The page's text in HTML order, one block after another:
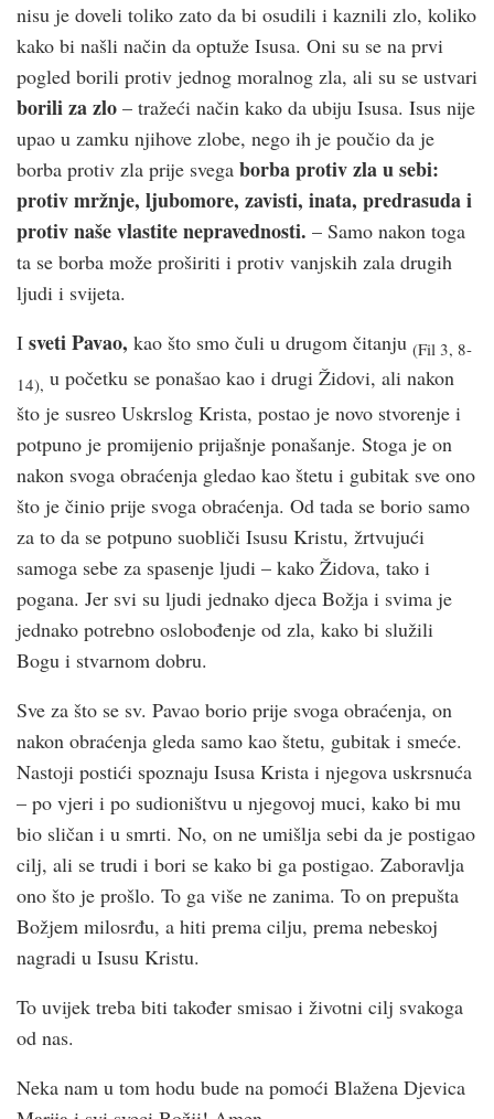
nisu je doveli toliko zato da bi osudili i kaznili zlo, koliko
kako bi našli način da optuže Isusa. Oni su se na prvi
pogled borili protiv jednog moralnog zla, ali su se ustvari
borili za zlo – tražeći način kako da ubiju Isusa. Isus nije
upao u zamku njihove zlobe, nego ih je poučio da je
borba protiv zla prije svega borba protiv zla u sebi:
protiv mržnje, ljubomore, zavisti, inata, predrasuda i
protiv naše vlastite nepravednosti. – Samo nakon toga
ta se borba može proširiti i protiv vanjskih zala drugih
ljudi i svijeta.
I sveti Pavao, kao što smo čuli u drugom čitanju (Fil 3, 8-
14), u početku se ponašao kao i drugi Židovi, ali nakon
što je susreo Uskrslog Krista, postao je novo stvorenje i
potpuno je promijenio prijašnje ponašanje. Stoga je on
nakon svoga obraćenja gledao kao štetu i gubitak sve ono
što je činio prije svoga obraćenja. Od tada se borio samo
za to da se potpuno suobliči Isusu Kristu, žrtvujući
samoga sebe za spasenje ljudi – kako Židova, tako i
pogana. Jer svi su ljudi jednako djeca Božja i svima je
jednako potrebno oslobođenje od zla, kako bi služili
Bogu i stvarnom dobru.
Sve za što se sv. Pavao borio prije svoga obraćenja, on
nakon obraćenja gleda samo kao štetu, gubitak i smeće.
Nastoji postići spoznaju Isusa Krista i njegova uskrsnuća
– po vjeri i po sudioništvu u njegovoj muci, kako bi mu
bio sličan i u smrti. No, on ne umišlja sebi da je postigao
cilj, ali se trudi i bori se kako bi ga postigao. Zaboravlja
ono što je prošlo. To ga više ne zanima. To on prepušta
Božjem milosrđu, a hiti prema cilju, prema nebeskoj
nagradi u Isusu Kristu.
To uvijek treba biti također smisao i životni cilj svakoga
od nas.
Neka nam u tom hodu bude na pomoći Blažena Djevica